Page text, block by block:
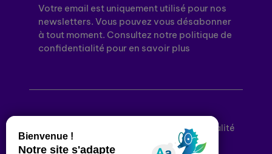
Votre email est uniquement utilisé pour nos
newsletters. Vous pouvez vous désabonner
à tout moment. Consultez notre politique de
confidentialité pour en savoir plus
Politique de confidentialité
Conditions générales d’utilisation